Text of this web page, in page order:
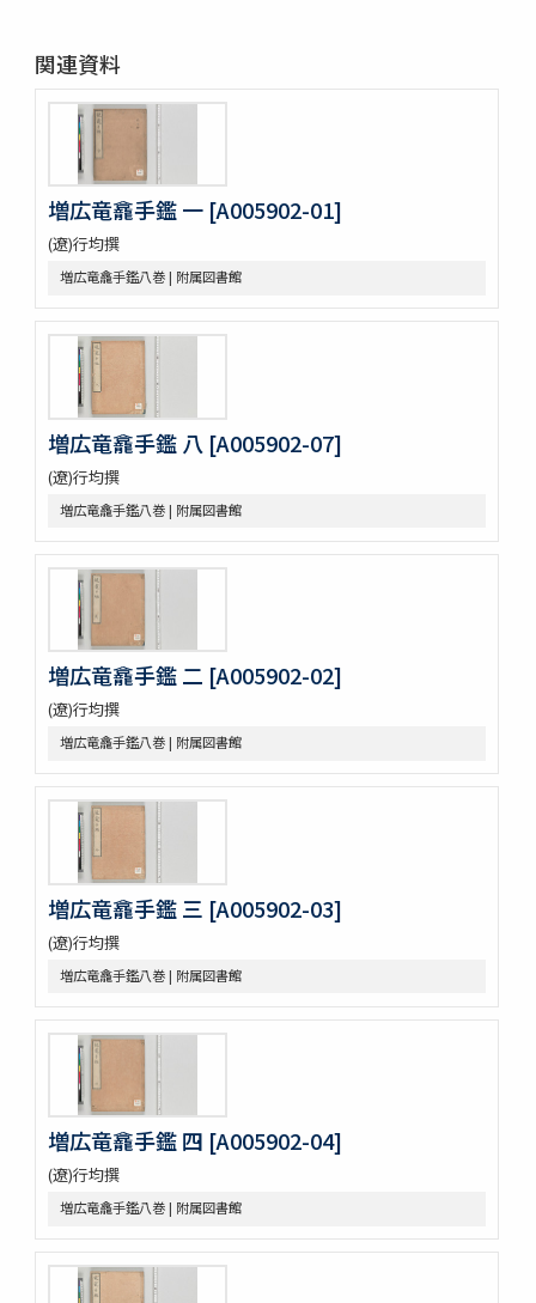
偽絳帖残一巻
拪先塋記
顔氏家廟碑
張遷碑
曹全碑
争坐位稿
古今歴代法帖
朴彭年草書千字文
金麟厚草書千字文
水滸伝コレクション
鍾伯敬先生批評水滸伝一百巻一百回
新刻全像忠義水滸誌伝二十五巻一百十五回
水滸伝全本三十巻
水滸傳全本 三十巻 [漢籍：D（貴重書）]
新刻全像水滸傳 二十五巻一百十五回
忠義水滸全書 一百二十回首一巻図一巻坿宣和遺事一巻
忠義水滸全書 一百二十回存四回
忠義水滸全伝 百二十回
忠義水滸全伝 120回図1卷,宣和遺事 1卷
第五才子書施耐菴水滸伝 七十五卷
李卓吾先生批点忠義水滸伝
評論出像水滸伝 [E4651]
評論出像水滸伝 [E46_63]
水滸傳語譯 [E4692]
U-PARLセレクション
元氏長慶集残五巻
増広竜龕手鑑八巻
宋版大蔵経零本五巻
論語集解残四巻
纂図附音増広古注千字文三巻
医方大成論一巻
Pagoda de Dakao
Vedische und Sanskrit-Syntax
争春園全伝（総合図書館）
韻府羣玉
One hundred quatrains from the Rubáiyát of Omar
Khayyam
Bản chỉ cách đọc và ý nghīa Annam các chữ nho trong
sách tứ thư／四書不二字音義撮要
佛印産薬用植物（下巻）
佛印の政治經濟状況と印度支那人の希望事項
泰・佛印における宣傳戰
佛印文化情報 第五号
薬用植物
A NATURALIST IN WESTERN CHINA
印度哲學小史
関連資料
増広竜龕手鑑 一 [A005902-01]
(遼)行均撰
増広竜龕手鑑八巻 | 附属図書館
増広竜龕手鑑 八 [A005902-07]
(遼)行均撰
増広竜龕手鑑八巻 | 附属図書館
増広竜龕手鑑 二 [A005902-02]
(遼)行均撰
増広竜龕手鑑八巻 | 附属図書館
増広竜龕手鑑 三 [A005902-03]
(遼)行均撰
増広竜龕手鑑八巻 | 附属図書館
増広竜龕手鑑 四 [A005902-04]
(遼)行均撰
増広竜龕手鑑八巻 | 附属図書館